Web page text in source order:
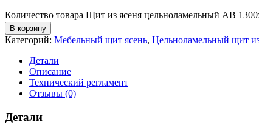
Количество товара Щит из ясеня цельноламельный АВ
В корзину
Категорий: Мебельный щит ясень, Цельноламельный щит
Детали
Описание
Технический регламент
Отзывы (0)
Детали